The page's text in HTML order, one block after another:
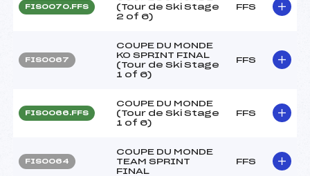
FIS0070.FFS
(Tour de Ski Stage
2 of 6)
FFS
FIS0067
COUPE DU MONDE
KO SPRINT FINAL
(Tour de Ski Stage
1 of 6)
FFS
FIS0066.FFS
COUPE DU MONDE
(Tour de Ski Stage
1 of 6)
FFS
FIS0064
COUPE DU MONDE
TEAM SPRINT
FINAL
FFS